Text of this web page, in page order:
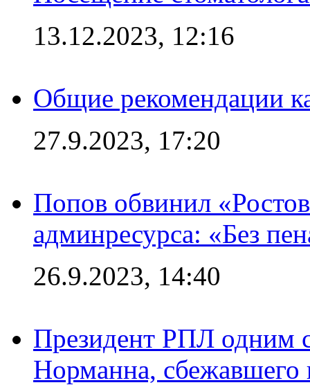
13.12.2023, 12:16
Общие рекомендации
27.9.2023, 17:20
Попов обвинил
админресурса: «Без
26.9.2023, 14:40
Президент РПЛ одним
Норманна, сбежавшего